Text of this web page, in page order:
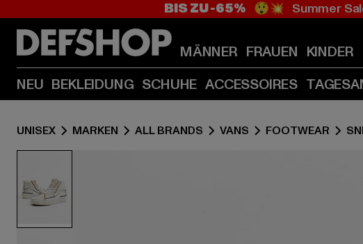
BIS ZU -65% 😲💥 Summer
MÄNNER FRAUEN KINDER
NEU BEKLEIDUNG SCHUHE ACCESSOIRES
UNISEX MARKEN ALL BRANDS VANS FOOTWEAR